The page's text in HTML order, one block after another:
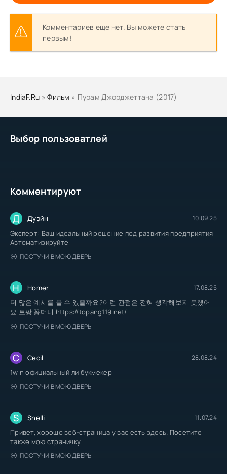
Выбор пользоватлей
Комментируют
Д Дуэйн 10.09.25
Эксперт: Ваш идеальный решение под развития предприятия
Автоматизируйте
ПОСТУЧИ В МОЮ ДВЕРЬ
H Homer 17.08.25
더 많은 예시를 볼 수 있을까요?이런 관점은 전혀 생각해보지 못했어
요 토팡 꽁머니 https://topang119.net/
ПОСТУЧИ В МОЮ ДВЕРЬ
C Cecil 28.08.24
1win официальный ли букмекер
ПОСТУЧИ В МОЮ ДВЕРЬ
S Shelli 11.07.24
Привет, хорошо веб-страница у вас есть здесь. Посетите
также мою страничку
ПОСТУЧИ В МОЮ ДВЕРЬ
Комментариев еще нет. Вы можете стать
первым!
IndiaF.Ru »Фильм » Пурам Джорджеттана (2017)